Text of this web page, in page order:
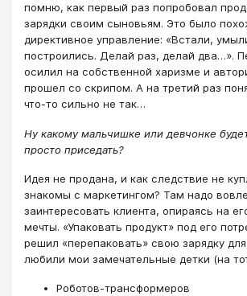
помню, как первый раз попробовал
зарядки своим сыновьям. Это было
директивное управление: «Встали,
построились. Делай раз, делай два…».
осилил на собственной харизме и
прошел со скрипом. А на третий раз
что-то сильно не так…
Ну какому мальчишке или девчонке
просто приседать?
Идея не продана, и как следствие не
знакомы с маркетингом? Там надо
заинтересовать клиента, опираясь на
мечты. «Упаковать продукт» под его
решил «перепаковать» свою зарядку
любили мои замечательные детки (на
Роботов-трансформеров